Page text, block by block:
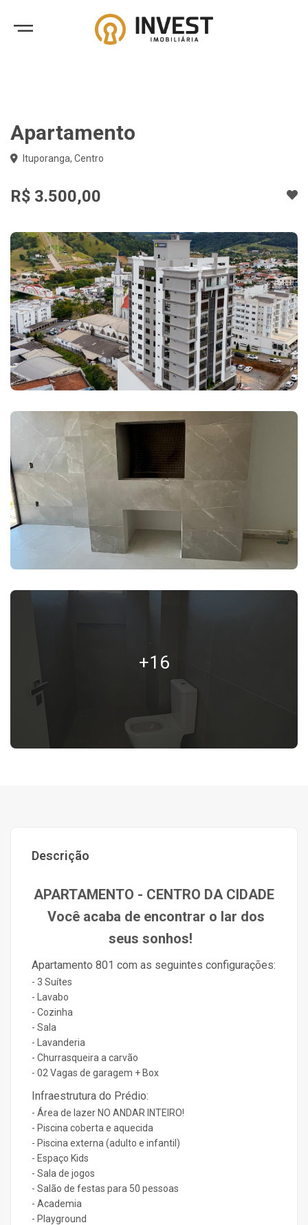
Apartamento
Ituporanga, Centro
R$ 3.500,00
+16
Descrição
APARTAMENTO - CENTRO DA CIDADE
Você acaba de encontrar o lar dos
seus sonhos!
Apartamento 801 com as seguintes configurações:
- 3 Suítes
- Lavabo
- Cozinha
- Sala
- Lavanderia
- Churrasqueira a carvão
- 02 Vagas de garagem + Box
Infraestrutura do Prédio:
- Área de lazer NO ANDAR INTEIRO!
- Piscina coberta e aquecida
- Piscina externa (adulto e infantil)
- Espaço Kids
- Sala de jogos
- Salão de festas para 50 pessoas
- Academia
- Playground